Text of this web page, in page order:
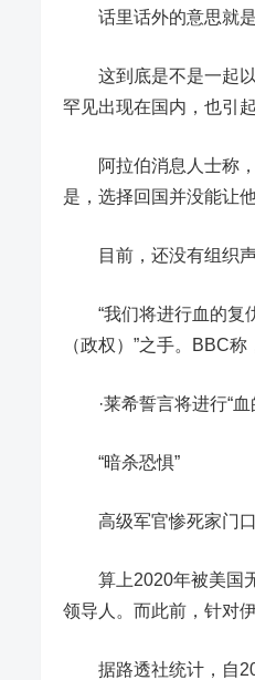
话里话外的意思就是
这到底是不是一起以
罕见出现在国内，也引
阿拉伯消息人士称
是，选择回国并没能让
目前，还没有组织声
“我们将进行血的复
（政权）”之手。
BBC称
·莱希誓言将进行“血
“暗杀恐惧”
高级军官惨死家门口
算上2020年被美国
领导人。 而此前，针对
据路透社统计，自